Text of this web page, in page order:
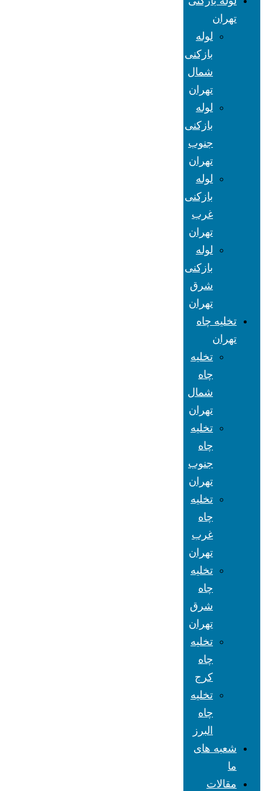
تهران
لوله
بازکنی
شمال
تهران
لوله
بازکنی
جنوب
تهران
لوله
بازکنی
غرب
تهران
لوله
بازکنی
شرق
تهران
تخلیه چاه
تهران
تخلیه
چاه
شمال
تهران
تخلیه
چاه
جنوب
تهران
تخلیه
چاه
غرب
تهران
تخلیه
چاه
شرق
تهران
تخلیه
چاه
کرج
تخلیه
چاه
البرز
شعبه های
ما
مقالات